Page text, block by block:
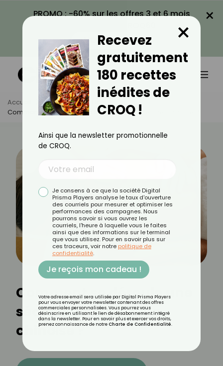
PROMO : -60% sur les offres 3 et 6 mois
VOIR LA PROMO
×
Accueil Actus
Bien-Être
Comment Se Déroule Une Séance De Médecine Chinoise ?
Comment se déroule une
séance de médecine
chinoise ?
Recevez
gratuitement
180 recettes
inédites de
CROQ !
×
Ainsi que la newsletter promotionnelle
de CROQ.
Je consens à ce que la société Digital
Prisma Players analyse le taux d'ouverture
des courriels pour mesurer et optimiser les
performances des campagnes. Nous
pourrons savoir si vous ouvrez les
courriels, l'heure à laquelle vous le faites
ainsi que des informations sur le terminal
que vous utilisez. Pour en savoir plus sur
ces traceurs, voir notre politique de
confidentialité.
Je reçois mon cadeau !
Votre adresse email sera utilisée par Digital Prisma Players
pour vous envoyer votre newsletter contenant des offres
commerciales personnalisées. Vous pourrez vous
désinscrire en utilisant le lien de désabonnement intégré
dans la newsletter. Pour en savoir plus et exercer vos droits,
prenez connaissance de notre Charte de Confidentialité.